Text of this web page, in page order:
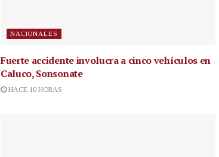
NACIONALES
Fuerte accidente involucra a cinco vehículos en
Caluco, Sonsonate
HACE 10 HORAS